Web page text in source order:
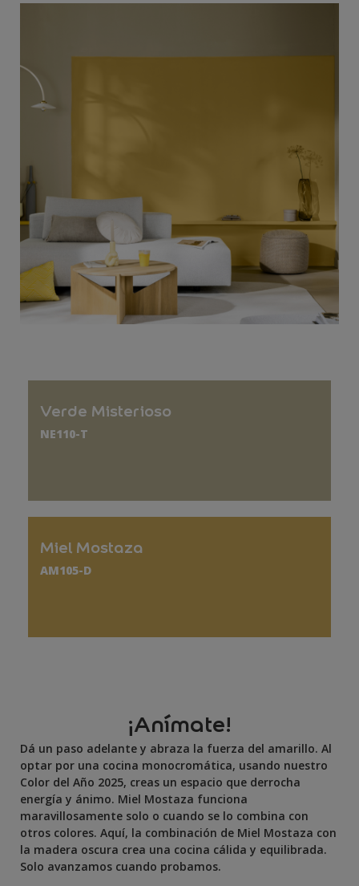
Verde Misterioso
NE110-T
Miel Mostaza
AM105-D
¡Anímate!
Dá un paso adelante y abraza la fuerza del amarillo. Al
optar por una cocina monocromática, usando nuestro
Color del Año 2025, creas un espacio que derrocha
energía y ánimo. Miel Mostaza funciona
maravillosamente solo o cuando se lo combina con
otros colores. Aquí, la combinación de Miel Mostaza con
la madera oscura crea una cocina cálida y equilibrada.
Solo avanzamos cuando probamos.